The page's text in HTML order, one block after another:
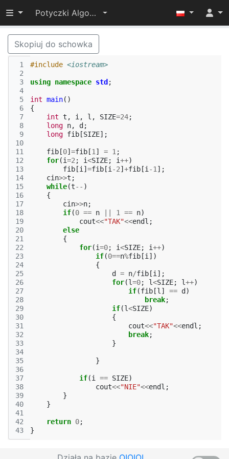
Przełącz widoczność menu
Potyczki Algorytmiczne 2014
Skopiuj do schowka
1
2
3
4
5
6
7
8
9
10
11
12
13
14
15
16
17
18
19
20
21
22
23
24
25
26
27
28
29
30
31
32
33
34
35
36
37
38
39
40
41
42
43
#include <iostream>
using namespace std ;
int main()
{
int t , i , l , SIZE=24;
long n, d ;
long fib [SIZE];
fib [0] =fib [1 ] = 1 ;
for(i=2 ; i<SIZE; i++)
fib [i ] =fib [i -2] +fib [i -1 ];
cin>>t ;
while(t-- )
{
cin>>n;
if(0 == n 1 == n)
cout<<"TAK"<<endl ;
else
{
for(i=0; i<SIZE; i++)
if(0==n%fib [i ])
{
d
= n/fib [i ];
for(l=0; l<SIZE; l++)
if(fib [l ] == d )
break;
if(l<SIZE)
{
cout<<"TAK"<<endl ;
break;
}
}
if(i == SIZE)
cout<<"NIE"<<endl ;
}
}
return 0;
}